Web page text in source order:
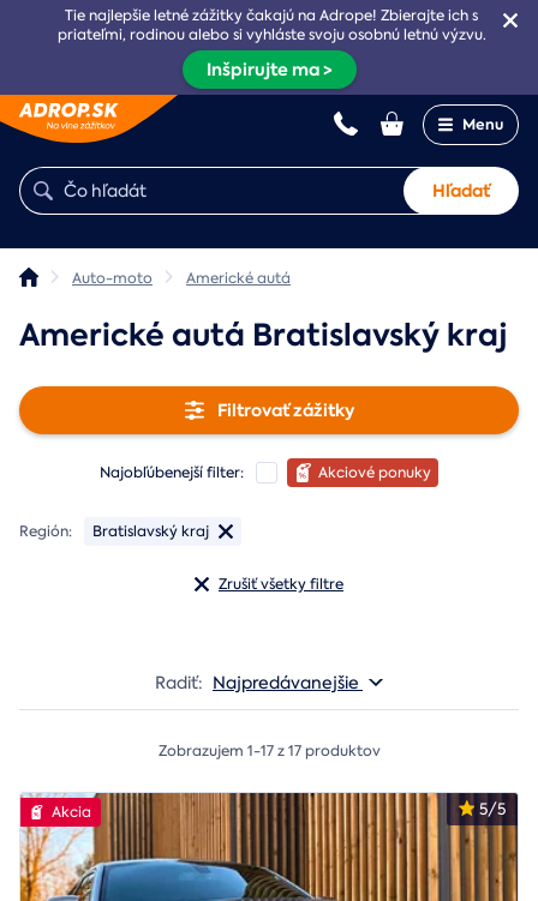
Tie najlepšie letné zážitky čakajú na Adrope! Zbierajte ich s
priateľmi, rodinou alebo si vyhláste svoju osobnú letnú výzvu.
Inšpirujte ma >
Menu
Hľadať
Auto-moto Americké autá
Americké autá Bratislavský kraj
Filtrovať zážitky
Najobľúbenejší filter: Akciové ponuky
Región: Bratislavský kraj
Zrušiť všetky filtre
Radiť: Najpredávanejšie
Zobrazujem 1-17 z 17 produktov
5/5
Akcia